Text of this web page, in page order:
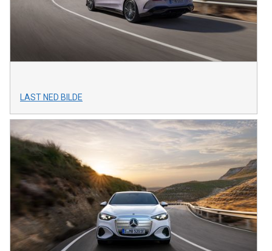
LAST NED BILDE